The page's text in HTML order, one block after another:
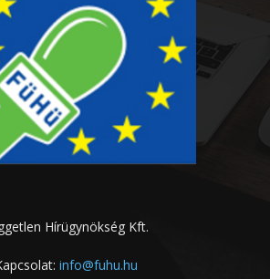
Hírügynökség Kft.
info@fuhu.hu